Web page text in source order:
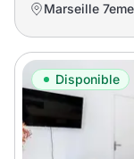
Marseille
Disponible